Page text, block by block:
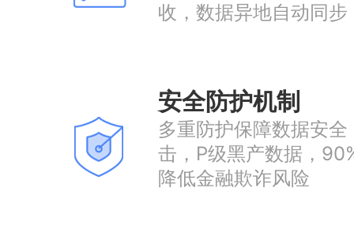
收，数据异地自动同
安全防护机制
多重防护保障数据安
击，P级黑产数据，
降低金融欺诈风险